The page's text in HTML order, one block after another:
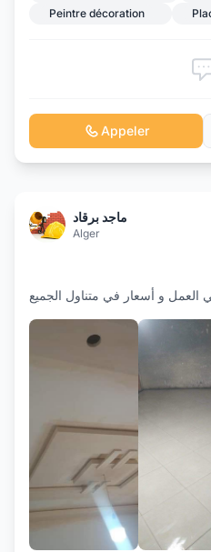
Peintre décoration
Appeler
ماجد برقاد
Alger
العمل و أسعار في متناول الجميع